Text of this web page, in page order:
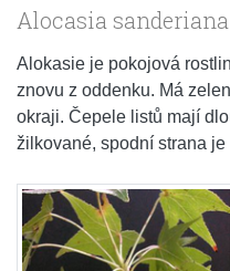
Alocasia sanderiana
Alokasie je pokojová
znovu z oddenku. Má
okraji. Čepele listů mají
žilkované, spodní strana